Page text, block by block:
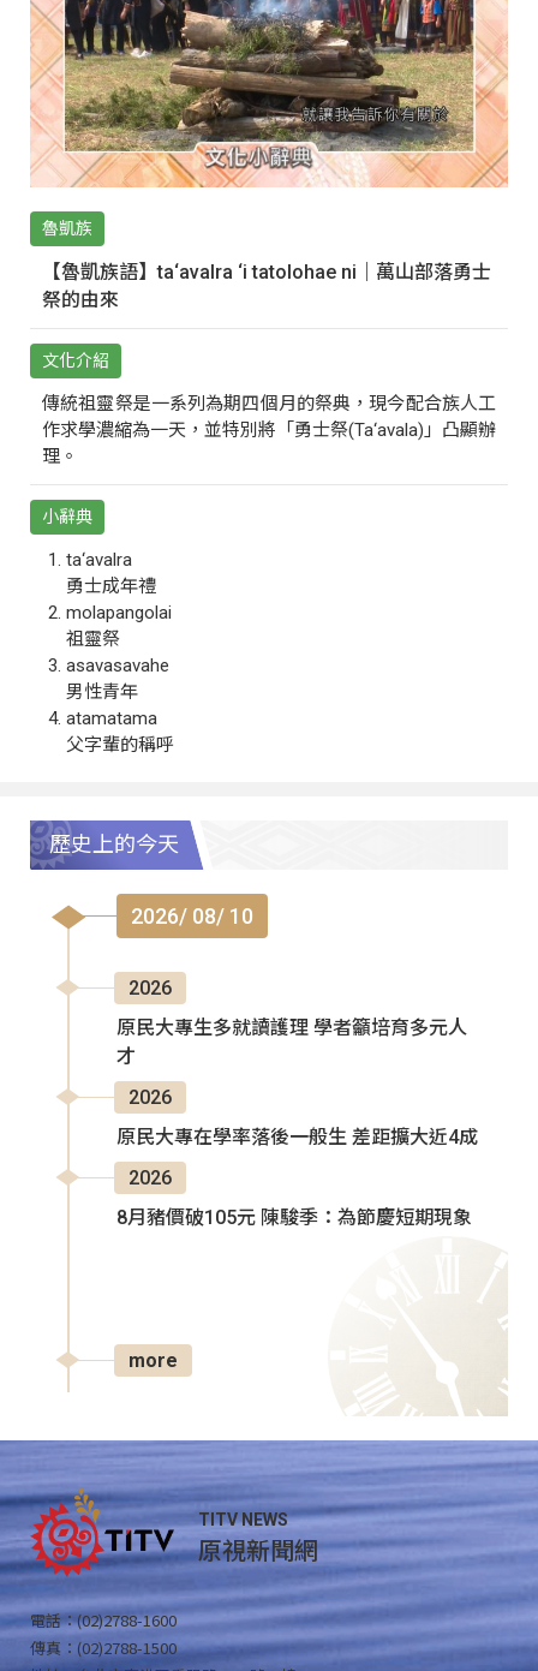
魯凱族
【魯凱族語】ta‘avalra ‘i tatolohae ni｜萬山部落勇士
祭的由來
文化介紹
傳統祖靈祭是一系列為期四個月的祭典，現今配合族人工
作求學濃縮為一天，並特別將「勇士祭(Ta‘avala)」凸顯辦
理。
小辭典
ta‘avalra
勇士成年禮
molapangolai
祖靈祭
asavasavahe
男性青年
atamatama
父字輩的稱呼
歷史上的今天
2026/ 08/ 10
2026
原民大專生多就讀護理 學者籲培育多元人
才
2026
原民大專在學率落後一般生 差距擴大近4成
2026
8月豬價破105元 陳駿季：為節慶短期現象
more
TITV NEWS
原視新聞網
電話：(02)2788-1600
傳真：(02)2788-1500